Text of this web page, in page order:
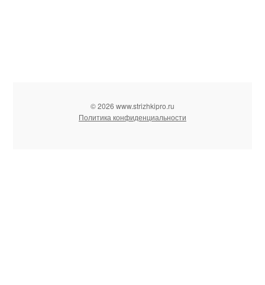
© 2026 www.strizhkipro.ru
Политика конфиденциальности